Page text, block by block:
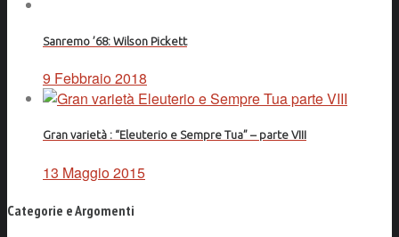
Sanremo ’68: Wilson Pickett
9 Febbraio 2018
Gran varietà : “Eleuterio e Sempre Tua” – parte VIII
13 Maggio 2015
Categorie e Argomenti